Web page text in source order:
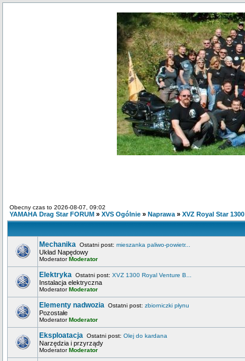
Obecny czas to 2026-08-07, 09:02
YAMAHA Drag Star FORUM » XVS Ogólnie » Naprawa » XVZ Royal Star 1300
Mechanika Ostatni post: mieszanka paliwo-powietr...
Układ Napędowy
ModeratorModerator
Elektryka Ostatni post: XVZ 1300 Royal Venture B...
Instalacja elektryczna
ModeratorModerator
Elementy nadwozia Ostatni post: zbiorniczki płynu
Pozostałe
ModeratorModerator
Eksploatacja Ostatni post: Olej do kardana
Narzędzia i przyrządy
ModeratorModerator